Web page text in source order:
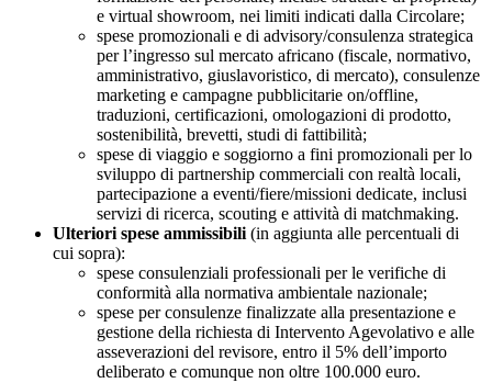
e virtual showroom, nei limiti indicati dalla Circolare;
spese promozionali e di advisory/consulenza strategica
per l’ingresso sul mercato africano (fiscale, normativo,
amministrativo, giuslavoristico, di mercato), consulenze
marketing e campagne pubblicitarie on/offline,
traduzioni, certificazioni, omologazioni di prodotto,
sostenibilità, brevetti, studi di fattibilità;
spese di viaggio e soggiorno a fini promozionali per lo
sviluppo di partnership commerciali con realtà locali,
partecipazione a eventi/fiere/missioni dedicate, inclusi
servizi di ricerca, scouting e attività di matchmaking.
Ulteriori spese ammissibili (in aggiunta alle percentuali di
cui sopra):
spese consulenziali professionali per le verifiche di
conformità alla normativa ambientale nazionale;
spese per consulenze finalizzate alla presentazione e
gestione della richiesta di Intervento Agevolativo e alle
asseverazioni del revisore, entro il 5% dell’importo
deliberato e comunque non oltre 100.000 euro.